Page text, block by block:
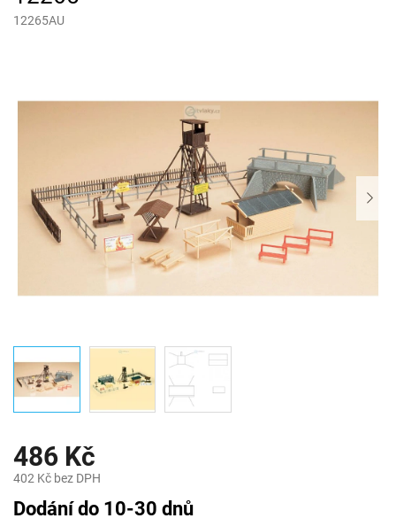
12265AU
486 Kč
402 Kč bez DPH
Měrná
cena:
Dodání do 10-30 dnů